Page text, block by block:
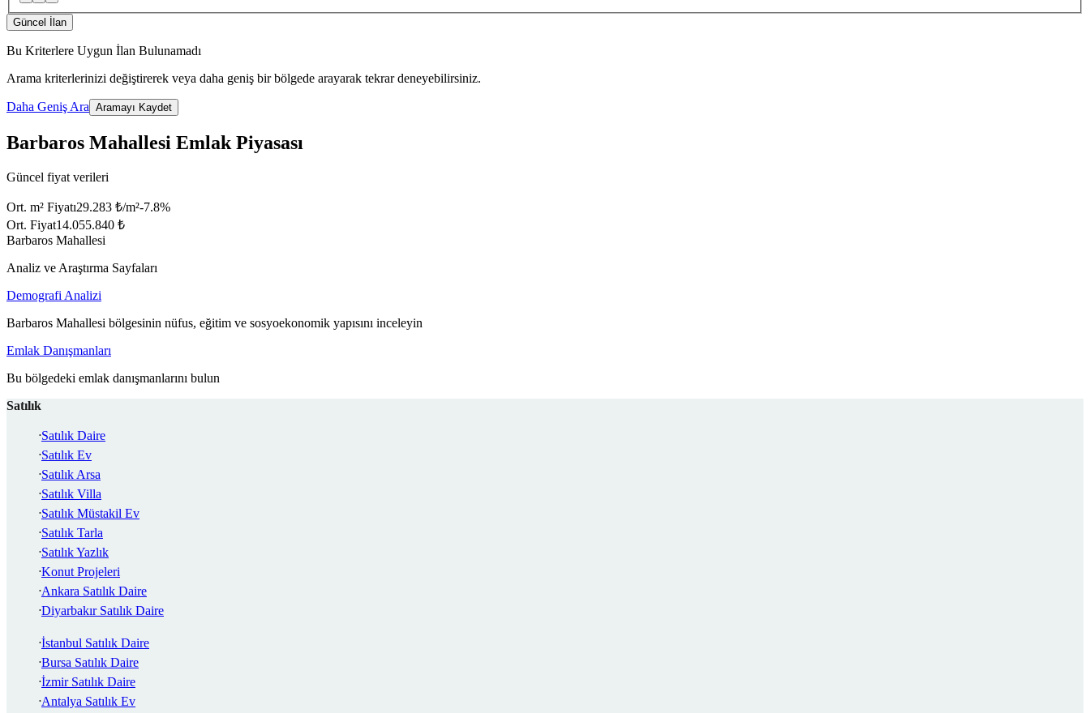
Güncel İlan
Bu Kriterlere Uygun İlan Bulunamadı
Arama kriterlerinizi değiştirerek veya daha geniş bir bölgede arayarak tekrar deneyebilirsiniz.
Daha Geniş Ara Aramayı Kaydet
Barbaros Mahallesi Emlak Piyasası
Güncel fiyat verileri
Ort. m² Fiyatı29.283 ₺/m²-7.8%
Ort. Fiyat14.055.840 ₺
Barbaros Mahallesi
Analiz ve Araştırma Sayfaları
Demografi Analizi
Barbaros Mahallesi bölgesinin nüfus, eğitim ve sosyoekonomik yapısını inceleyin
Emlak Danışmanları
Bu bölgedeki emlak danışmanlarını bulun
Satılık
Satılık Daire
Satılık Ev
Satılık Arsa
Satılık Villa
Satılık Müstakil Ev
Satılık Tarla
Satılık Yazlık
Konut Projeleri
Ankara Satılık Daire
Diyarbakır Satılık Daire
İstanbul Satılık Daire
Bursa Satılık Daire
İzmir Satılık Daire
Antalya Satılık Ev